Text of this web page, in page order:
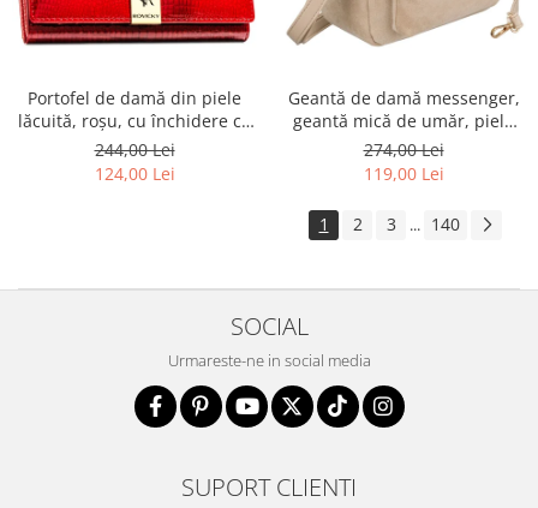
Portofel de damă din piele
lăcuită, roșu, cu închidere cu
capsă - Rovicky PTR-RH-22-1-
RS RED
244,00 Lei
124,00 Lei
Geantă de damă messenger,
geantă mică de umăr, piele
ecologică, geantă bej cu
fermoar la modă - Peterson
PTR-PTN MX02-P-7717-D.BE
274,00 Lei
119,00 Lei
1 2 3 ... 140
SOCIAL
Urmareste-ne in social media
SUPORT CLIENTI